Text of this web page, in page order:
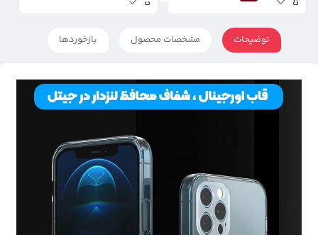
توضیحات مشخصات محصول بازخوردها